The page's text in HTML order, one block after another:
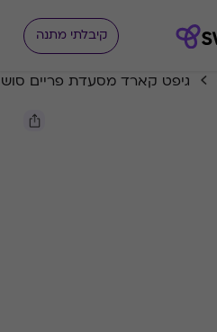
קיבלתי מתנה
גיפט קארד מסעדת פריים